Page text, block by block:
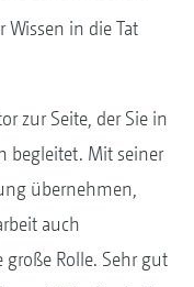
Wissen in die Tat
zur Seite, der Sie in
begleitet. Mit seiner
übernehmen,
auch
Rolle. Sehr gut